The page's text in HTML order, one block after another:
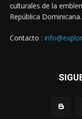
culturales de la
República Dominicana.
Contacto :